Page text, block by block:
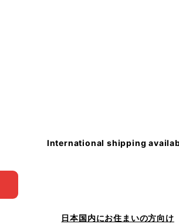
International shipping
日本国内にお住まいの方向け